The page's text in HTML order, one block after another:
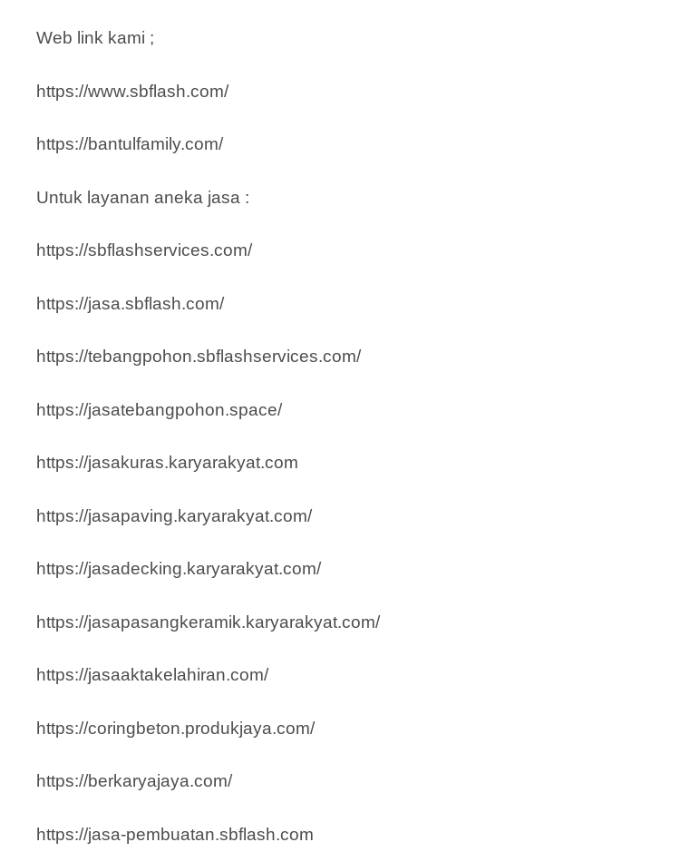
Web link kami ;
https://www.sbflash.com/
https://bantulfamily.com/
Untuk layanan aneka jasa :
https://sbflashservices.com/
https://jasa.sbflash.com/
https://tebangpohon.sbflashservices.com/
https://jasatebangpohon.space/
https://jasakuras.karyarakyat.com
https://jasapaving.karyarakyat.com/
https://jasadecking.karyarakyat.com/
https://jasapasangkeramik.karyarakyat.com/
https://jasaaktakelahiran.com/
https://coringbeton.produkjaya.com/
https://berkaryajaya.com/
https://jasa-pembuatan.sbflash.com